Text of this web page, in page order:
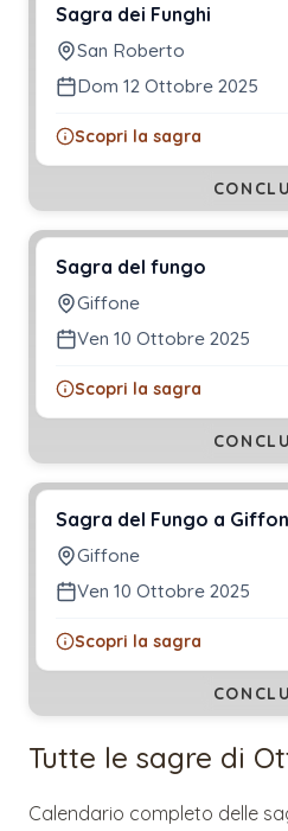
Sagra dei Funghi
San Roberto
Dom 12 Ottobre 2025
Scopri la sagra
Sagra del fungo
Giffone
Ven 10 Ottobre 2025
Scopri la sagra
Sagra del Fungo a
Giffone
Ven 10 Ottobre 2025
Scopri la sagra
Tutte le sagre di
Calendario completo delle